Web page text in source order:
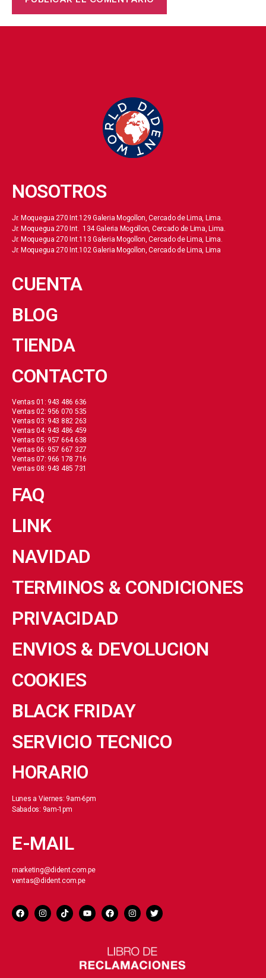
NOSOTROS
Jr. Moquegua 270 Int.129 Galeria Mogollon, Cercado de Lima, Lima.
Jr. Moquegua 270 Int. 134 Galeria Mogollon, Cercado de Lima, Lima.
Jr. Moquegua 270 Int.113 Galeria Mogollon, Cercado de Lima, Lima.
Jr. Moquegua 270 Int.102 Galeria Mogollon, Cercado de Lima, Lima
CUENTA
BLOG
TIENDA
CONTACTO
Ventas 01: 943 486 636
Ventas 02: 956 070 535
Ventas 03: 943 882 263
Ventas 04: 943 486 459
Ventas 05: 957 664 638
Ventas 06: 957 667 327
Ventas 07: 966 178 716
Ventas 08: 943 485 731
FAQ
LINK
NAVIDAD
TERMINOS & CONDICIONES
PRIVACIDAD
ENVIOS & DEVOLUCION
COOKIES
BLACK FRIDAY
SERVICIO TECNICO
HORARIO
Lunes a Viernes: 9am-6pm
Sabados: 9am-1pm
E-MAIL
marketing@dident.com.pe
ventas@dident.com.pe